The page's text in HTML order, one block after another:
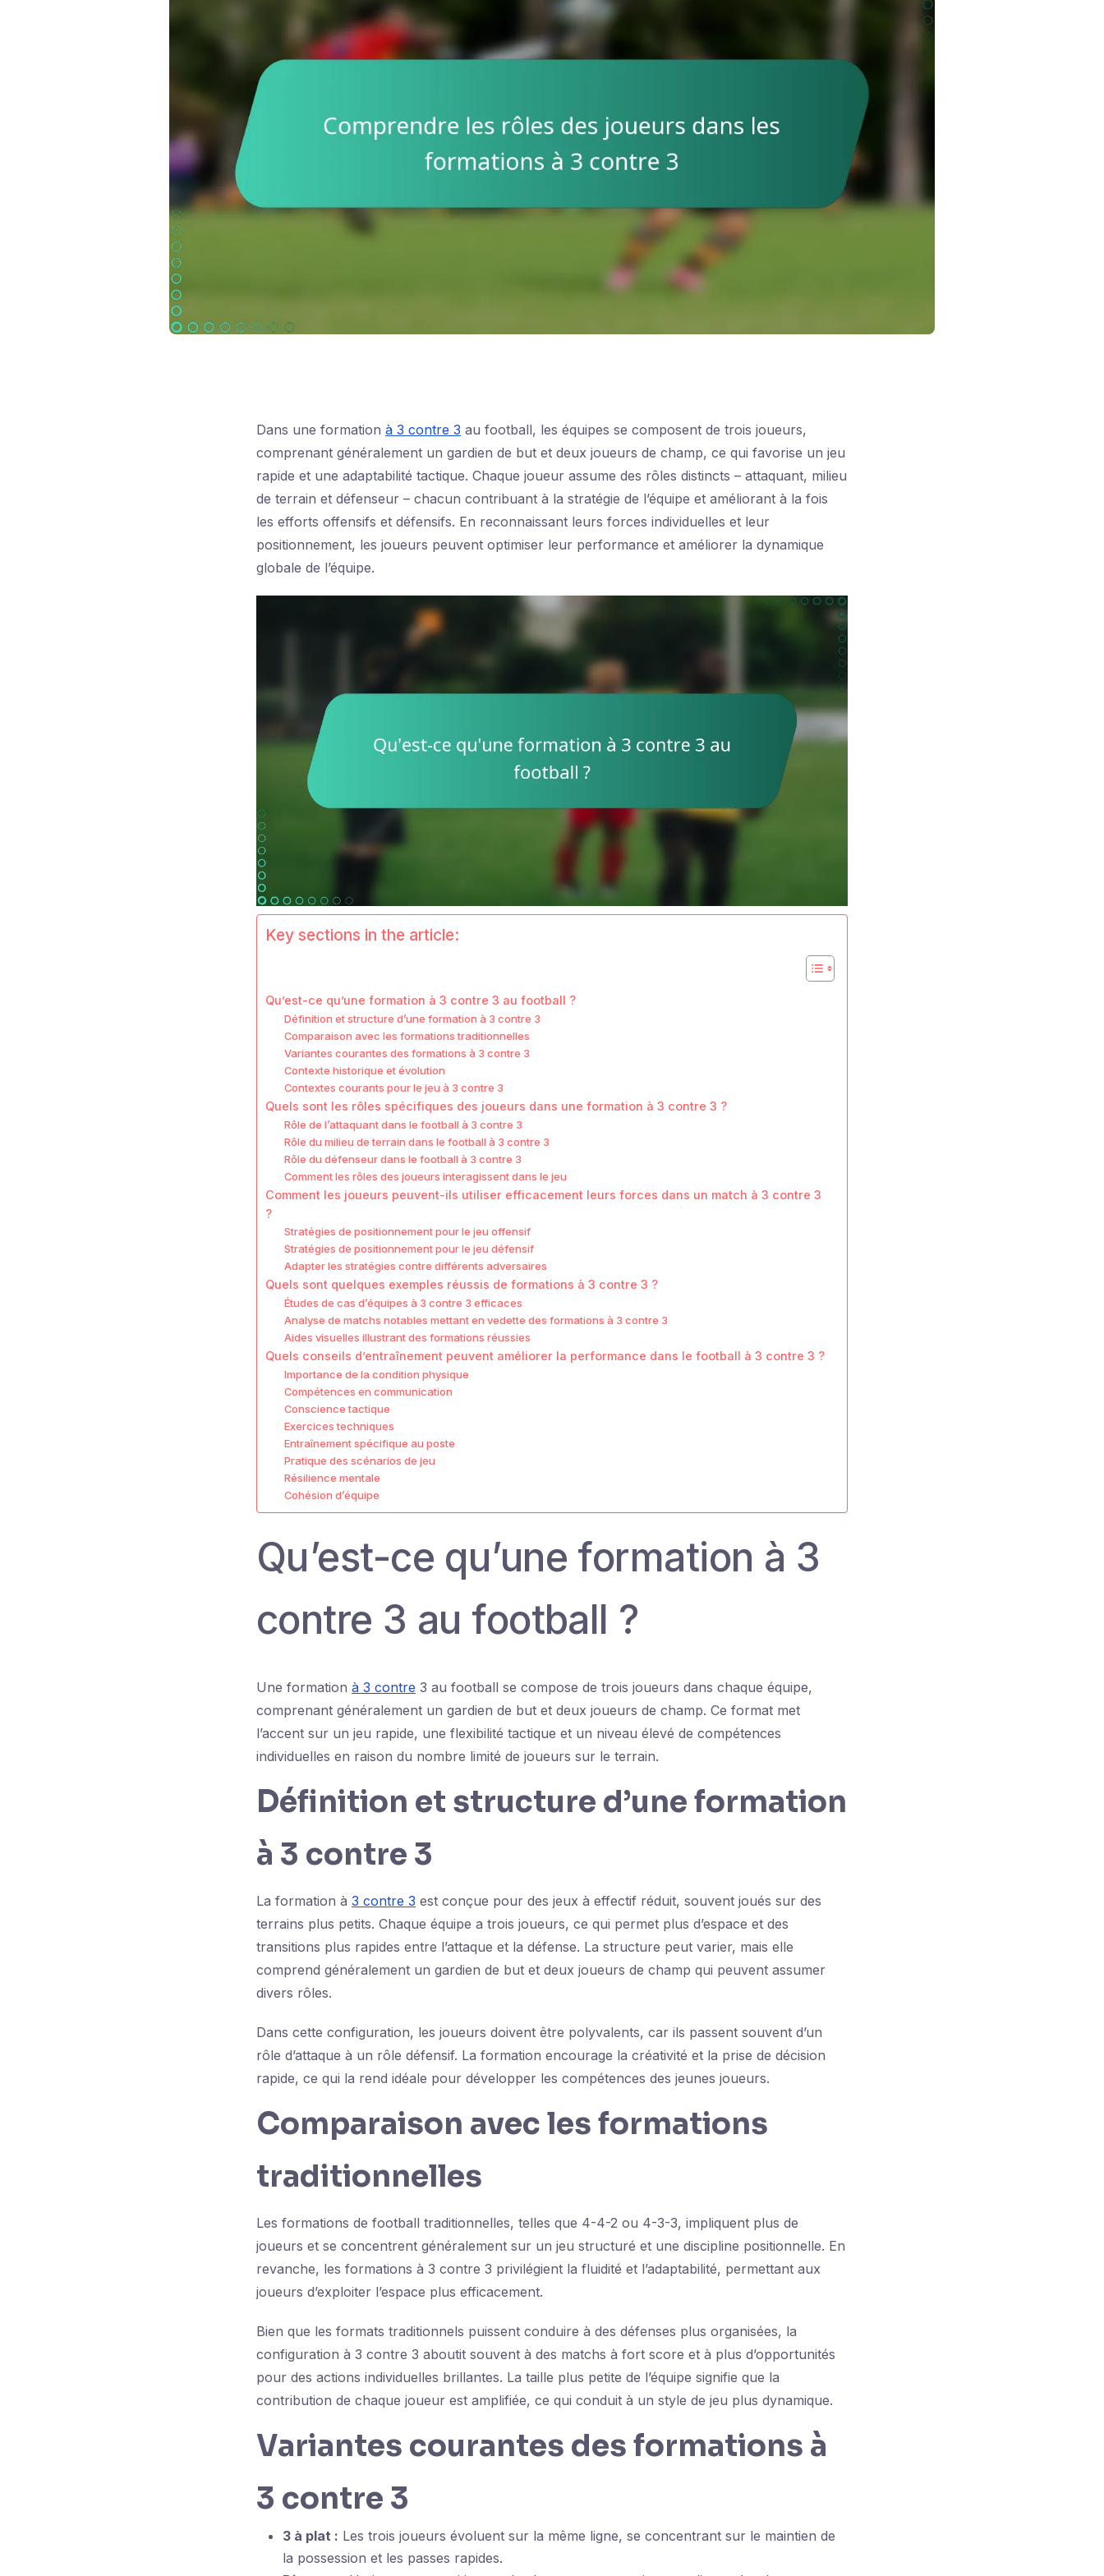
Dans une formation à 3 contre 3 au football, les équipes se composent de trois joueurs,
comprenant généralement un gardien de but et deux joueurs de champ, ce qui favorise un jeu
rapide et une adaptabilité tactique. Chaque joueur assume des rôles distincts – attaquant, milieu
de terrain et défenseur – chacun contribuant à la stratégie de l’équipe et améliorant à la fois
les efforts offensifs et défensifs. En reconnaissant leurs forces individuelles et leur
positionnement, les joueurs peuvent optimiser leur performance et améliorer la dynamique
globale de l’équipe.
Key sections in the article:
Qu’est-ce qu’une formation à 3 contre 3 au football ?
Définition et structure d’une formation à 3 contre 3
Comparaison avec les formations traditionnelles
Variantes courantes des formations à 3 contre 3
Contexte historique et évolution
Contextes courants pour le jeu à 3 contre 3
Quels sont les rôles spécifiques des joueurs dans une formation à 3 contre 3 ?
Rôle de l’attaquant dans le football à 3 contre 3
Rôle du milieu de terrain dans le football à 3 contre 3
Rôle du défenseur dans le football à 3 contre 3
Comment les rôles des joueurs interagissent dans le jeu
Comment les joueurs peuvent-ils utiliser efficacement leurs forces dans un match à 3 contre 3
?
Stratégies de positionnement pour le jeu offensif
Stratégies de positionnement pour le jeu défensif
Adapter les stratégies contre différents adversaires
Quels sont quelques exemples réussis de formations à 3 contre 3 ?
Études de cas d’équipes à 3 contre 3 efficaces
Analyse de matchs notables mettant en vedette des formations à 3 contre 3
Aides visuelles illustrant des formations réussies
Quels conseils d’entraînement peuvent améliorer la performance dans le football à 3 contre 3 ?
Importance de la condition physique
Compétences en communication
Conscience tactique
Exercices techniques
Entraînement spécifique au poste
Pratique des scénarios de jeu
Résilience mentale
Cohésion d’équipe
Qu’est-ce qu’une formation à 3
contre 3 au football ?
Une formation à 3 contre 3 au football se compose de trois joueurs dans chaque équipe,
comprenant généralement un gardien de but et deux joueurs de champ. Ce format met
l’accent sur un jeu rapide, une flexibilité tactique et un niveau élevé de compétences
individuelles en raison du nombre limité de joueurs sur le terrain.
Définition et structure d’une formation
à 3 contre 3
La formation à 3 contre 3 est conçue pour des jeux à effectif réduit, souvent joués sur des
terrains plus petits. Chaque équipe a trois joueurs, ce qui permet plus d’espace et des
transitions plus rapides entre l’attaque et la défense. La structure peut varier, mais elle
comprend généralement un gardien de but et deux joueurs de champ qui peuvent assumer
divers rôles.
Dans cette configuration, les joueurs doivent être polyvalents, car ils passent souvent d’un
rôle d’attaque à un rôle défensif. La formation encourage la créativité et la prise de décision
rapide, ce qui la rend idéale pour développer les compétences des jeunes joueurs.
Comparaison avec les formations
traditionnelles
Les formations de football traditionnelles, telles que 4-4-2 ou 4-3-3, impliquent plus de
joueurs et se concentrent généralement sur un jeu structuré et une discipline positionnelle. En
revanche, les formations à 3 contre 3 privilégient la fluidité et l’adaptabilité, permettant aux
joueurs d’exploiter l’espace plus efficacement.
Bien que les formats traditionnels puissent conduire à des défenses plus organisées, la
configuration à 3 contre 3 aboutit souvent à des matchs à fort score et à plus d’opportunités
pour des actions individuelles brillantes. La taille plus petite de l’équipe signifie que la
contribution de chaque joueur est amplifiée, ce qui conduit à un style de jeu plus dynamique.
Variantes courantes des formations à
3 contre 3
3 à plat : Les trois joueurs évoluent sur la même ligne, se concentrant sur le maintien de
la possession et les passes rapides.